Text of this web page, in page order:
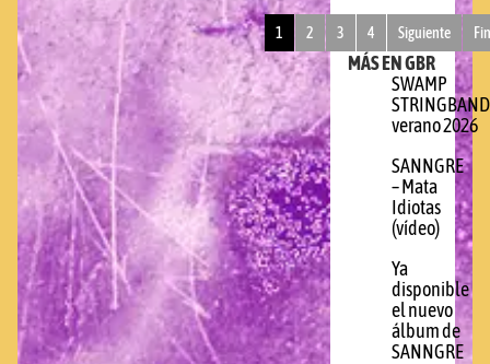
1 2 3 4 Siguiente
MÁS EN GBR
SWAMP
STRINGBAND
verano 2026
SANNGRE
– Mata
Idiotas
(vídeo)
Ya
disponible
el nuevo
álbum de
SANNGRE